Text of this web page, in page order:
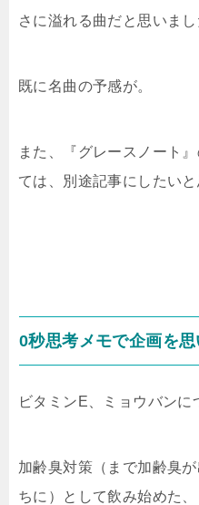
さに溢れる曲だと思いまし
既に名曲の予感が。
また、『グレースノート
ては、別途記事にしたいと
0秒思考メモで企画を思
ビタミンE、ミョウバンに
加齢臭対策（まで加齢臭
ちに）として飲み始めた